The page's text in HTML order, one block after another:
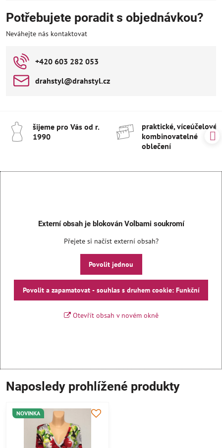
Potřebujete poradit s objednávkou?
Neváhejte nás kontaktovat
+420 603 282 053
drahstyl​@drahstyl​.cz
šijeme pro Vás od r​.
1990
praktické, víceúčelové
kombinovatelné
oblečení
Externí obsah je blokován Volbami soukromí
Přejete si načíst externí obsah?
Povolit jednou
Povolit a zapamatovat - souhlas s druhem cookie: Funkční
Otevřít obsah v novém okně
Naposledy prohlížené produkty
NOVINKA